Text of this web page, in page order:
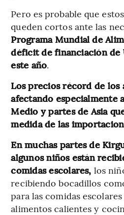
Pero es probable que
queden cortos ante las
Programa Mundial de
déficit de financiación de
este año.
Los precios récord de los
afectando especialmente
Medio y partes de Asia
medida de las
En muchas partes de
algunos niños están
comidas escolares, los
recibiendo bocadillos
para las comidas
alimentos calientes y